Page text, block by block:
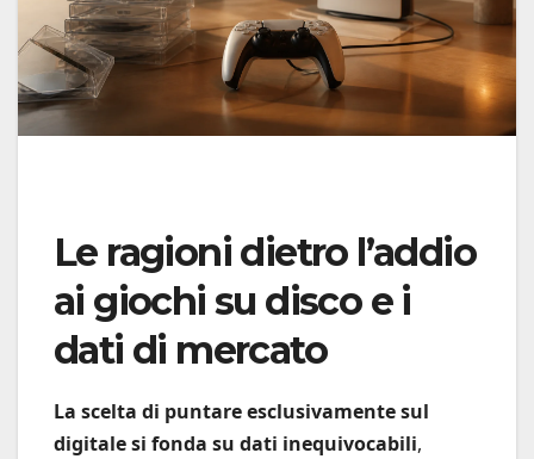
Le ragioni dietro l’addio
ai giochi su disco e i
dati di mercato
La scelta di puntare esclusivamente sul
digitale si fonda su dati inequivocabili,